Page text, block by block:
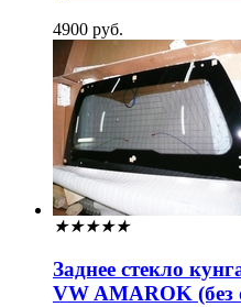
4900 руб.
★★★★★
Заднее стекло
VW AMAROK (без